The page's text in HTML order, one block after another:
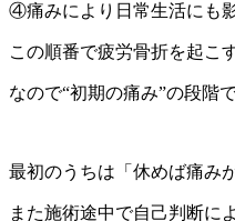
④痛みにより日常生活にも
この順番で疲労骨折を起こ
なので“初期の痛み”の段階
最初のうちは「休めば痛み
また施術途中で自己判断に